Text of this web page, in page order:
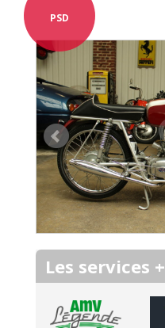
PSD
Les services +